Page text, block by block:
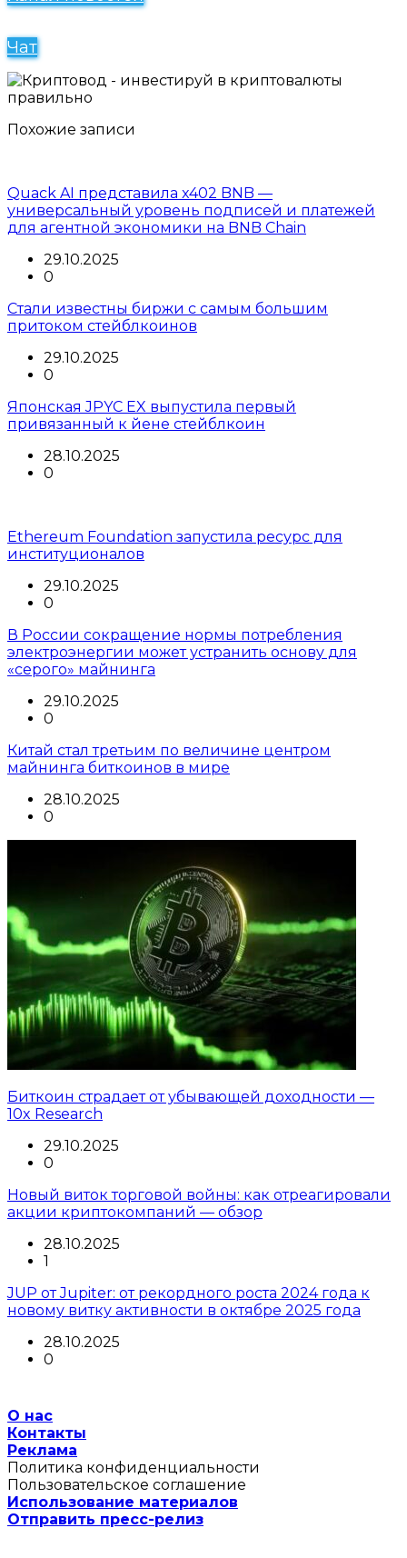
Чат
Похожие записи
Quack AI представила x402 BNB —
универсальный уровень подписей и платежей
для агентной экономики на BNB Chain
29.10.2025
0
Стали известны биржи с самым большим
притоком стейблкоинов
29.10.2025
0
Японская JPYC EX выпустила первый
привязанный к йене стейблкоин
28.10.2025
0
Ethereum Foundation запустила ресурс для
институционалов
29.10.2025
0
В России сокращение нормы потребления
электроэнергии может устранить основу для
«серого» майнинга
29.10.2025
0
Китай стал третьим по величине центром
майнинга биткоинов в мире
28.10.2025
0
Биткоин страдает от убывающей доходности —
10x Research
29.10.2025
0
Новый виток торговой войны: как отреагировали
акции криптокомпаний — обзор
28.10.2025
1
JUP от Jupiter: от рекордного роста 2024 года к
новому витку активности в октябре 2025 года
28.10.2025
0
О нас
Контакты
Реклама
Политика конфиденциальности
Пользовательское соглашение
Использование материалов
Отправить пресс-релиз